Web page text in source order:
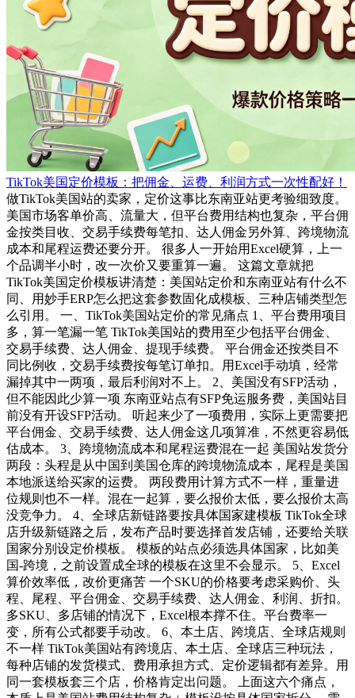
TikTok美国定价模板：把佣金、运费、利润方式一次性配好！
做TikTok美国站的卖家，定价这事比东南亚站更考验细致度。
美国市场客单价高、流量大，但平台费用结构也复杂，平台佣
金按类目收、交易手续费每笔扣、达人佣金另外算、跨境物流
成本和尾程运费还要分开。 很多人一开始用Excel硬算，上一
个品调半小时，改一次价又要重算一遍。 这篇文章就把
TikTok美国定价模板讲清楚：美国站定价和东南亚站有什么不
同、用妙手ERP怎么把这套参数固化成模板、三种店铺类型怎
么引用。 一、TikTok美国站定价的常见痛点 1、平台费用项目
多，算一笔漏一笔 TikTok美国站的费用至少包括平台佣金、
交易手续费、达人佣金、提现手续费。 平台佣金还按类目不
同比例收，交易手续费按每笔订单扣。用Excel手动填，经常
漏掉其中一两项，最后利润对不上。 2、美国没有SFP活动，
但不能因此少算一项 东南亚站点有SFP免运服务费，美国站目
前没有开设SFP活动。 听起来少了一项费用，实际上更需要把
平台佣金、交易手续费、达人佣金这几项算准，不然更容易低
估成本。 3、跨境物流成本和尾程运费混在一起 美国站发货分
两段：头程是从中国到美国仓库的跨境物流成本，尾程是美国
本地派送给买家的运费。 两段费用计算方式不一样，重量进
位规则也不一样。混在一起算，要么报价太低，要么报价太高
没竞争力。 4、全球店新链路要按具体国家建模板 TikTok全球
店升级新链路之后，发布产品时要选择首发店铺，还要给关联
国家分别设定价模板。 模板的站点必须选具体国家，比如美
国-跨境，之前设置成全球的模板在这里不会显示。 5、Excel
算价效率低，改价更痛苦 一个SKU的价格要考虑采购价、头
程、尾程、平台佣金、交易手续费、达人佣金、利润、折扣。
多SKU、多店铺的情况下，Excel根本撑不住。平台费率一
变，所有公式都要手动改。 6、本土店、跨境店、全球店规则
不一样 TikTok美国站有跨境店、本土店、全球店三种玩法，
每种店铺的发货模式、费用承担方式、定价逻辑都有差异。用
同一套模板套三个店，价格肯定出问题。 上面这六个痛点，